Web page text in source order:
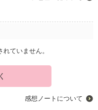
ていません。
感想ノートについて